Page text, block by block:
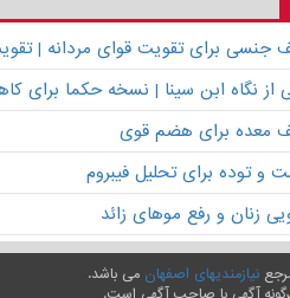
جنسی برای تقویت قوای مردانه |
از نگاه ابن سینا | نسخه حکما برای
معده برای هضم قوی
و توده برای تحلیل فیبروم
زنان و رفع موهای زائد
نیازمندیهای اصفهان می باشد.